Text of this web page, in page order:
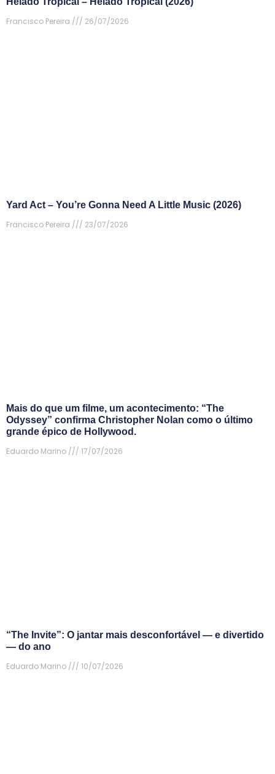
Francisco Pereira
26/07/2026
Yard Act – You’re Gonna Need A Little Music (2026)
Francisco Pereira
23/07/2026
Mais do que um filme, um acontecimento: “The
Odyssey” confirma Christopher Nolan como o último
grande épico de Hollywood.
Eduardo Marino
17/07/2026
“The Invite”: O jantar mais desconfortável — e divertido
— do ano
Eduardo Marino
10/07/2026